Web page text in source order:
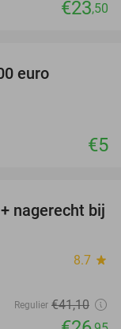
€23,50
euro
€5
34%
nagerecht bij
8.7 star
Regulier €41,10